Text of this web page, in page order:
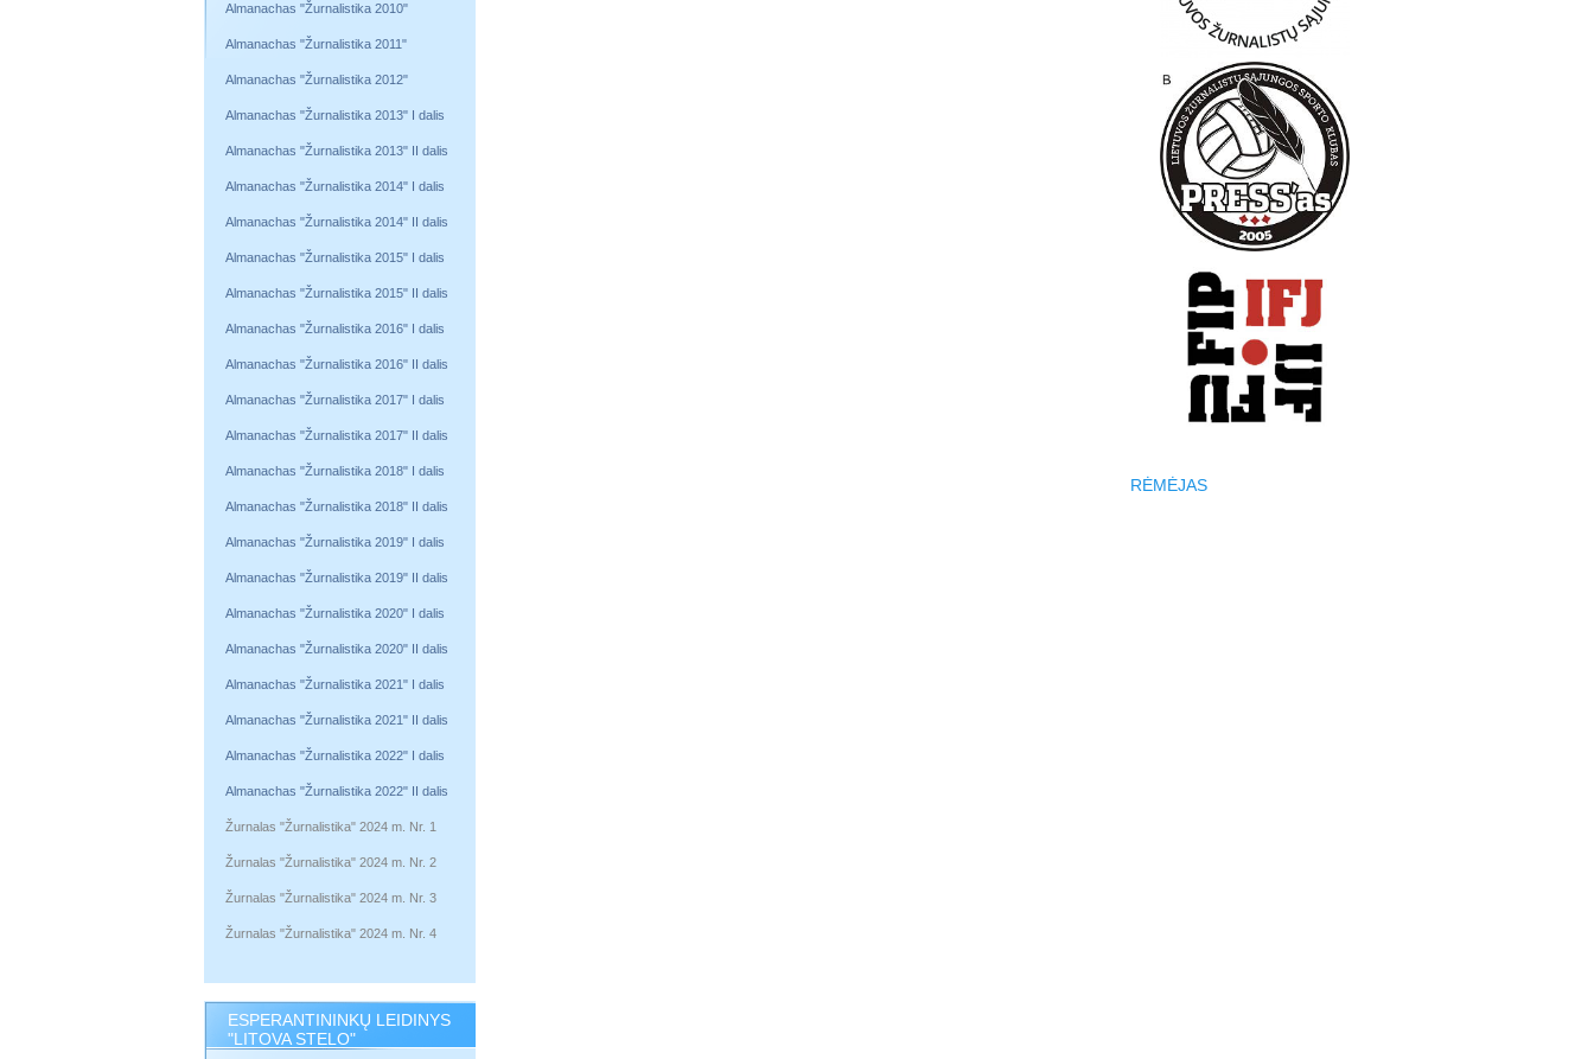
Almanachas "Žurnalistika 2010"
Almanachas "Žurnalistika 2011"
Almanachas "Žurnalistika 2012"
Almanachas "Žurnalistika 2013" I dalis
Almanachas "Žurnalistika 2013" II dalis
Almanachas "Žurnalistika 2014" I dalis
Almanachas "Žurnalistika 2014" II dalis
Almanachas "Žurnalistika 2015" I dalis
Almanachas "Žurnalistika 2015" II dalis
Almanachas "Žurnalistika 2016" I dalis
Almanachas "Žurnalistika 2016" II dalis
Almanachas "Žurnalistika 2017" I dalis
Almanachas "Žurnalistika 2017" II dalis
Almanachas "Žurnalistika 2018" I dalis
Almanachas "Žurnalistika 2018" II dalis
Almanachas "Žurnalistika 2019" I dalis
Almanachas "Žurnalistika 2019" II dalis
Almanachas "Žurnalistika 2020" I dalis
Almanachas "Žurnalistika 2020" II dalis
Almanachas "Žurnalistika 2021" I dalis
Almanachas "Žurnalistika 2021" II dalis
Almanachas "Žurnalistika 2022" I dalis
Almanachas "Žurnalistika 2022" II dalis
Žurnalas "Žurnalistika" 2024 m. Nr. 1
Žurnalas "Žurnalistika" 2024 m. Nr. 2
Žurnalas "Žurnalistika" 2024 m. Nr. 3
Žurnalas "Žurnalistika" 2024 m. Nr. 4
ESPERANTININKŲ LEIDINYS
"LITOVA STELO"
RĖMĖJAS